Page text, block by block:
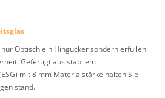
Optisch ein Hingucker sondern erfüllen
Gefertigt aus stabilem
mit 8 mm Materialstärke halten Sie
stand.